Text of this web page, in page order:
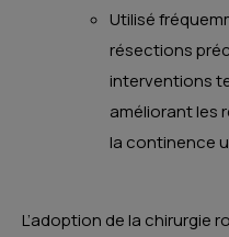
Utilisé
résections
interventions
améliorant les
la continence
L’adoption de la chirurgie